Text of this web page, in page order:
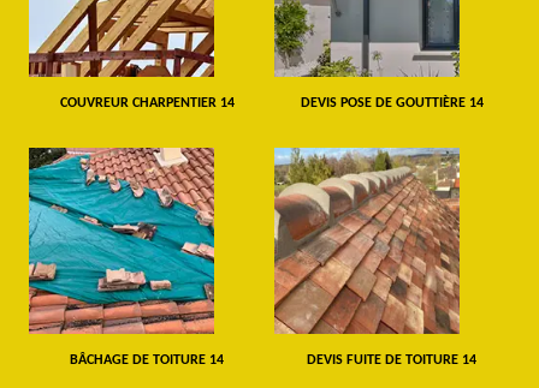
COUVREUR CHARPENTIER 14 DEVIS POSE DE GOUTTIÈRE 14
BÂCHAGE DE TOITURE 14 DEVIS FUITE DE TOITURE 14